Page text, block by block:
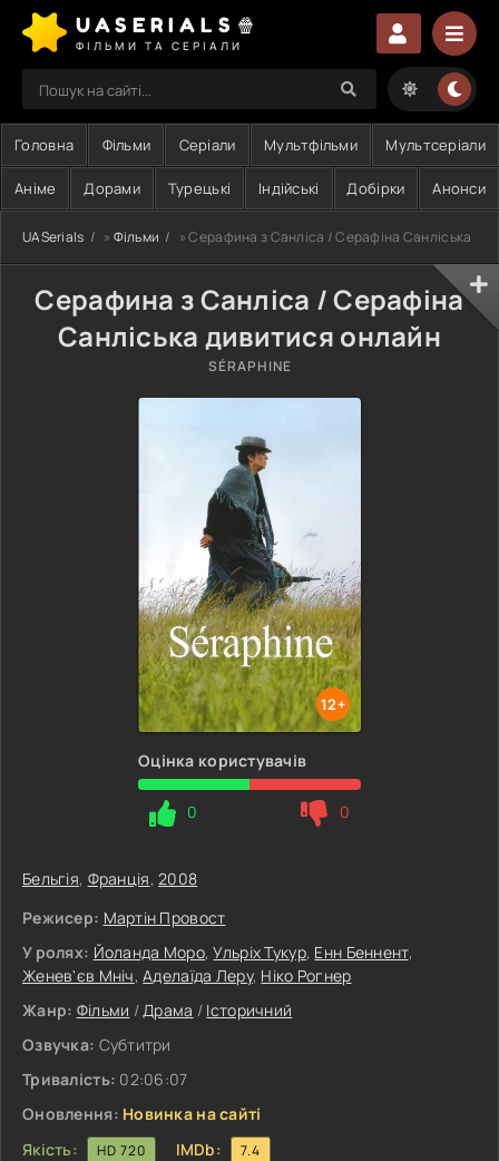
UASERIALS🍿
ФІЛЬМИ ТА СЕРІАЛИ
Головна Фільми Серіали Мультфільми Мультсеріали
Аніме Дорами Турецькі Індійські Добірки Анонси
UASerials » Фільми » Серафина з Санліса / Серафіна Санліська
Серафина з Санліса / Серафіна
Санліська дивитися онлайн
SÉRAPHINE
12+
Оцінка користувачів
0 0
Бельгія, Франція,2008
Режисер: Мартін Провост
У ролях: Йоланда Моро,Ульріх Тукур, Енн Беннент,
Женев'єв Мніч,Аделаїда Леру, Ніко Рогнер
Жанр: Фільми /Драма / Історичний
Озвучка: Субтитри
Тривалість: 02:06:07
Оновлення: Новинка на сайті
Якість:
HD 720 IMDb: 7.4